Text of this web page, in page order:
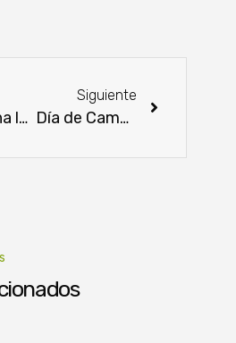
En marcha la vacunación contra la Fiebre Aftosa y la Brucelosis Bovina
Siguiente
Día de Campo sobre arroz mostró interesantes avances para el sector